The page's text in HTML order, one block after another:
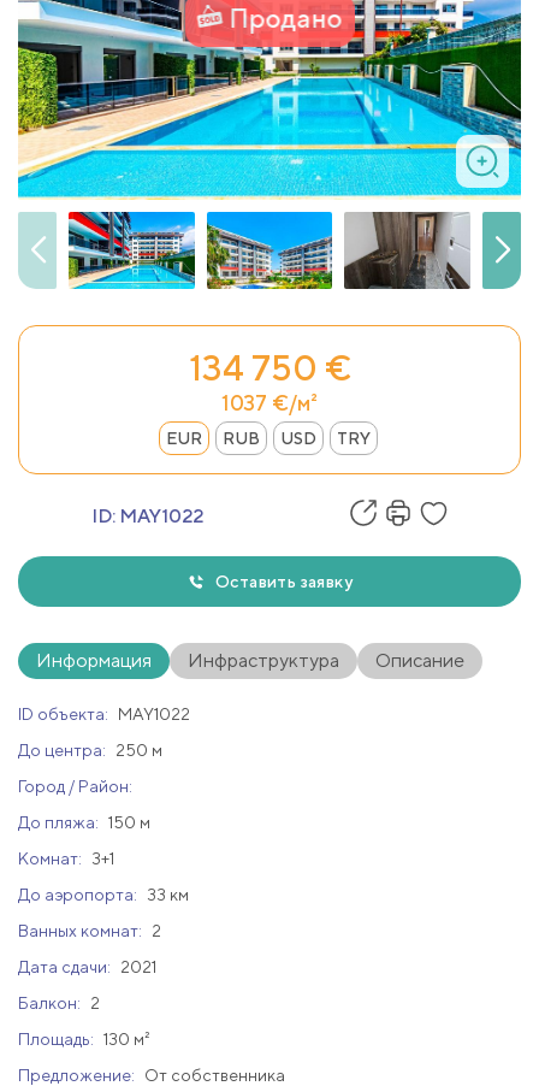
Продано
134 750 €
1037 €/м²
EUR RUB USD TRY
ID: MAY1022
Оставить заявку
Информация Инфраструктура Описание
ID объекта:
MAY1022
До центра:
250 м
Город / Район:
До пляжа: 150 м
Комнат:
3+1
До аэропорта:
33 км
Ванных комнат:
2
Дата сдачи:
2021
Балкон:
2
Площадь: 130 м²
Предложение:
От собственника